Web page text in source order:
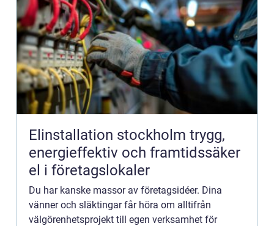
Elinstallation stockholm trygg,
energieffektiv och framtidssäker
el i företagslokaler
Du har kanske massor av företagsidéer. Dina
vänner och släktingar får höra om alltifrån
välgörenhetsprojekt till egen verksamhet för